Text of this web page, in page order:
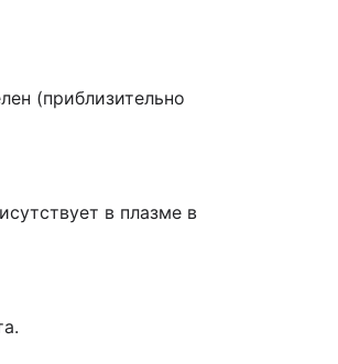
(приблизительно
в плазме в